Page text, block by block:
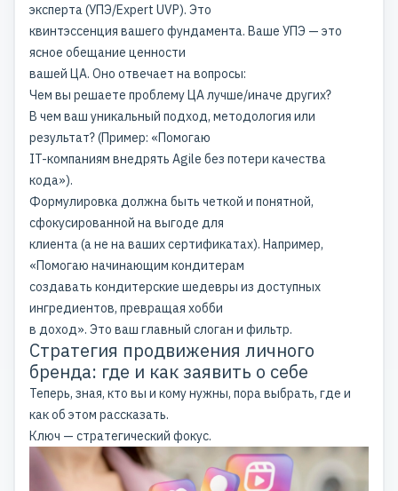
эксперта (УПЭ/Expert UVP). Это
квинтэссенция вашего фундамента. Ваше УПЭ — это
ясное обещание ценности
вашей ЦА. Оно отвечает на вопросы:
Чем вы решаете проблему ЦА лучше/иначе других?
В чем ваш уникальный подход, методология или
результат? (Пример: «Помогаю
IT-компаниям внедрять Agile без потери качества
кода»).
Формулировка должна быть четкой и понятной,
сфокусированной на выгоде для
клиента (а не на ваших сертификатах). Например,
«Помогаю начинающим кондитерам
создавать кондитерские шедевры из доступных
ингредиентов, превращая хобби
в доход». Это ваш главный слоган и фильтр.
Стратегия продвижения личного
бренда: где и как заявить о себе
Теперь, зная, кто вы и кому нужны, пора выбрать, где и
как об этом рассказать.
Ключ — стратегический фокус.